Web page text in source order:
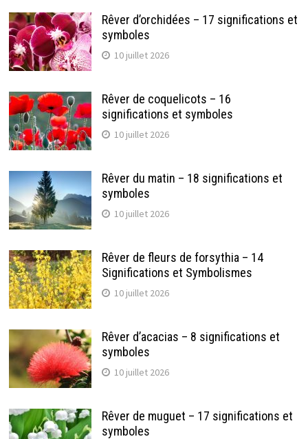
Rêver d’orchidées – 17 significations et
symboles
10 juillet 2026
Rêver de coquelicots – 16
significations et symboles
10 juillet 2026
Rêver du matin – 18 significations et
symboles
10 juillet 2026
Rêver de fleurs de forsythia – 14
Significations et Symbolismes
10 juillet 2026
Rêver d’acacias – 8 significations et
symboles
10 juillet 2026
Rêver de muguet – 17 significations et
symboles